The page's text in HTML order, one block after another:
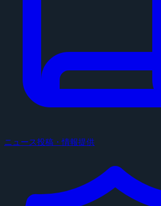
ニュース投稿・情報提供